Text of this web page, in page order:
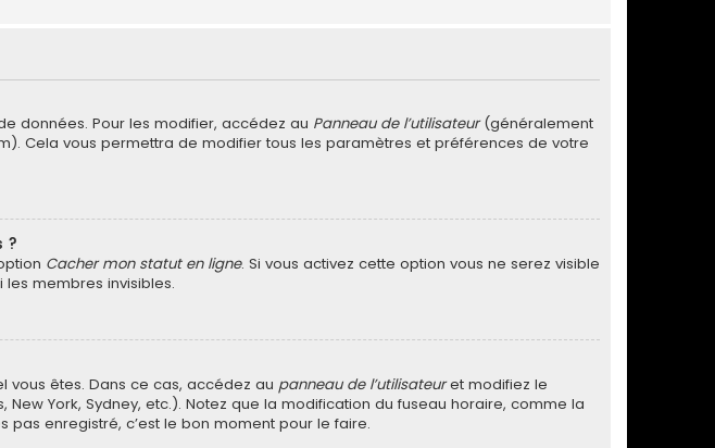
données. Pour les modifier, accédez au Panneau de l’utilisateur(généralement
Cela vous permettra de modifier tous les paramètres et préférences de votre
?
Cacher mon statut en ligne. Si vous activez cette option vous ne serez visible
membres invisibles.
vous êtes. Dans ce cas, accédez au panneau de l’utilisateuret modifiez le
York, Sydney, etc.). Notez que la modification du fuseau horaire, comme la
pas enregistré, c’est le bon moment pour le faire.